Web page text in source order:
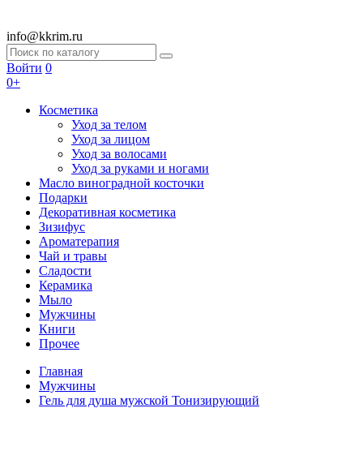
info@kkrim.ru
Войти 0
0+
Косметика
Уход за телом
Уход за лицом
Уход за волосами
Уход за руками и ногами
Масло виноградной косточки
Подарки
Декоративная косметика
Зизифус
Ароматерапия
Чай и травы
Сладости
Керамика
Мыло
Мужчины
Книги
Прочее
Главная
Мужчины
Гель для душа мужской Тонизирующий